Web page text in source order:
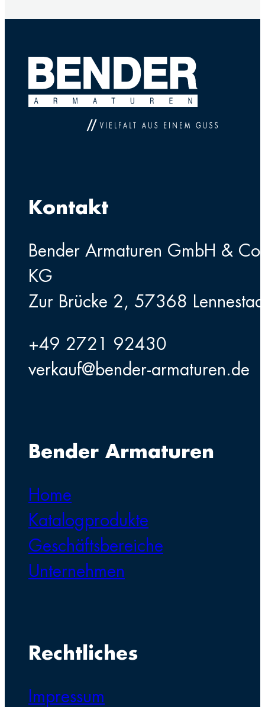
Kontakt
Bender Armaturen GmbH & Co.
KG
Zur Brücke 2, 57368
+49 2721 92430
verkauf@bender-armaturen.de
Bender Armaturen
Home
Katalogprodukte
Geschäftsbereiche
Unternehmen
Rechtliches
Impressum